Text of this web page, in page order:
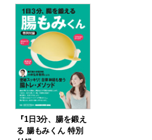
『1日3分、腸を鍛え
る 腸もみくん 特別